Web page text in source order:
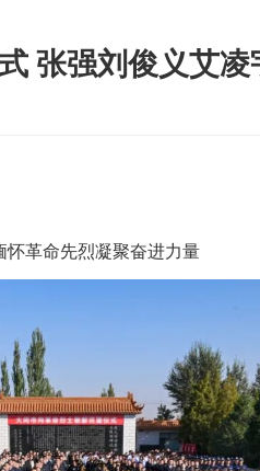
张强刘俊义艾
怀革命先烈凝聚奋进力量